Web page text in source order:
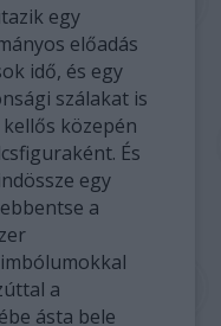
egy
előadás
idő, és egy
szálakat is
közepén
És
egy
a
a
ásta bele